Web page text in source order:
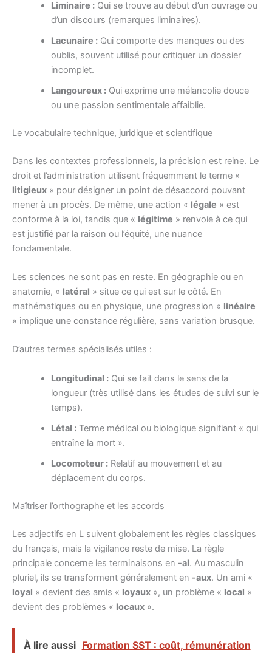
Liminaire :Qui se trouve au début d’un ouvrage ou
d’un discours (remarques liminaires).
Lacunaire :Qui comporte des manques ou des
oublis, souvent utilisé pour critiquer un dossier
incomplet.
Langoureux :Qui exprime une mélancolie douce
ou une passion sentimentale affaiblie.
Le vocabulaire technique, juridique et scientifique
Dans les contextes professionnels, la précision est reine. Le
droit et l’administration utilisent fréquemment le terme «
litigieux » pour désigner un point de désaccord pouvant
mener à un procès. De même, une action « légale » est
conforme à la loi, tandis que « légitime » renvoie à ce qui
est justifié par la raison ou l’équité, une nuance
fondamentale.
Les sciences ne sont pas en reste. En géographie ou en
anatomie, « latéral » situe ce qui est sur le côté. En
mathématiques ou en physique, une progression « linéaire
» implique une constance régulière, sans variation brusque.
D’autres termes spécialisés utiles :
Longitudinal :Qui se fait dans le sens de la
longueur (très utilisé dans les études de suivi sur le
temps).
Létal :Terme médical ou biologique signifiant « qui
entraîne la mort ».
Locomoteur :Relatif au mouvement et au
déplacement du corps.
Maîtriser l’orthographe et les accords
Les adjectifs en L suivent globalement les règles classiques
du français, mais la vigilance reste de mise. La règle
principale concerne les terminaisons en -al. Au masculin
pluriel, ils se transforment généralement en -aux. Un ami «
loyal » devient des amis « loyaux », un problème « local »
devient des problèmes « locaux ».
À lire aussi Formation SST : coût, rémunération